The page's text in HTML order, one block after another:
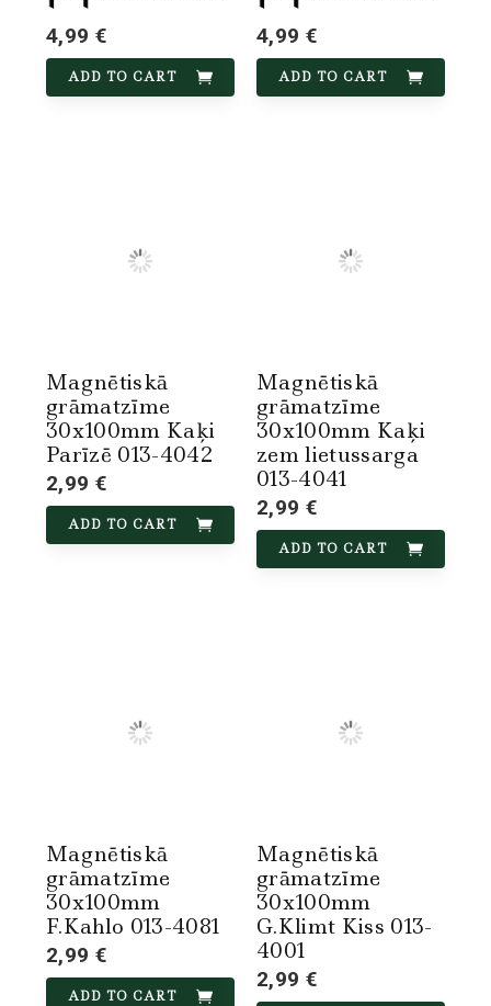
4,99 €
ADD TO CART
4,99 €
ADD TO CART
Magnētiskā
grāmatzīme
30x100mm Kaķi
Parīzē 013-4042
2,99 €
ADD TO CART
Magnētiskā
grāmatzīme
30x100mm Kaķi
zem lietussarga
013-4041
2,99 €
ADD TO CART
Magnētiskā
grāmatzīme
30x100mm
F.Kahlo 013-4081
2,99 €
ADD TO CART
Magnētiskā
grāmatzīme
30x100mm
G.Klimt Kiss 013-
4001
2,99 €